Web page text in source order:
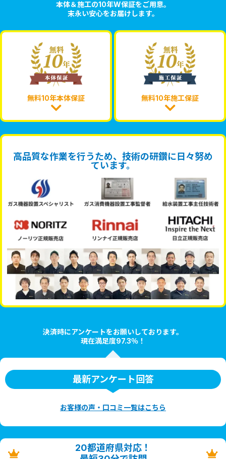
本体＆施工の10年W保証をご用意。
末永い安心をお届けします。
無料10年本体保証 無料10年施工保証
高品質な作業を行うため、技術の研鑽に日々努め
ています。
決済時にアンケートをお願いしております。
現在満足度97.3％！
最新アンケート回答
お客様の声・口コミ一覧はこちら
20都道府県対応！